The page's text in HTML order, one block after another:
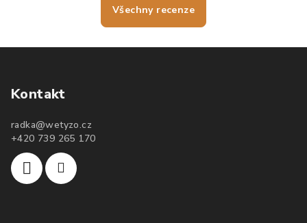
Všechny recenze
Kontakt
radka@wetyzo.cz
+420 739 265 170